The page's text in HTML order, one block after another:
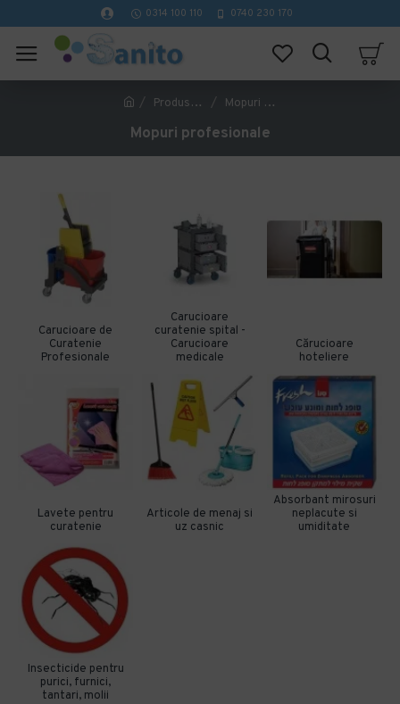
0314 100 110 0740 230 170
Produse de curatenie profesionale Mopuri profesionale
Mopuri profesionale
Carucioare de
Curatenie
Profesionale
Carucioare
curatenie spital -
Carucioare
medicale
Cărucioare
hoteliere
Lavete pentru
curatenie
Articole de menaj si
uz casnic
Absorbant mirosuri
neplacute si
umiditate
Insecticide pentru
purici, furnici,
tantari, molii